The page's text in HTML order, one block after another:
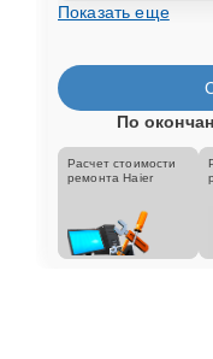
Показать еще
По
Расчет стоимости
ремонта Haier